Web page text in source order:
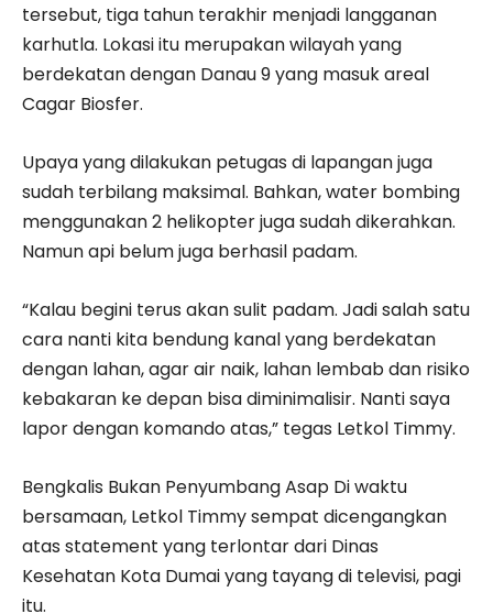
tersebut, tiga tahun terakhir menjadi langganan
karhutla. Lokasi itu merupakan wilayah yang
berdekatan dengan Danau 9 yang masuk areal
Cagar Biosfer.
Upaya yang dilakukan petugas di lapangan juga
sudah terbilang maksimal. Bahkan, water bombing
menggunakan 2 helikopter juga sudah dikerahkan.
Namun api belum juga berhasil padam.
“Kalau begini terus akan sulit padam. Jadi salah satu
cara nanti kita bendung kanal yang berdekatan
dengan lahan, agar air naik, lahan lembab dan risiko
kebakaran ke depan bisa diminimalisir. Nanti saya
lapor dengan komando atas,” tegas Letkol Timmy.
Bengkalis Bukan Penyumbang Asap Di waktu
bersamaan, Letkol Timmy sempat dicengangkan
atas statement yang terlontar dari Dinas
Kesehatan Kota Dumai yang tayang di televisi, pagi
itu.